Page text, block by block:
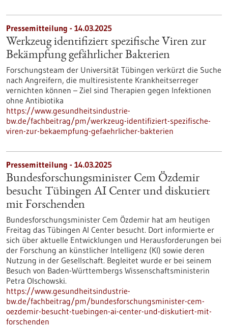
Pressemitteilung - 14.03.2025
Werkzeug identifiziert spezifische Viren zur
Bekämpfung gefährlicher Bakterien
Forschungsteam der Universität Tübingen verkürzt die Suche
nach Angreifern, die multiresistente Krankheitserreger
vernichten können – Ziel sind Therapien gegen Infektionen
ohne Antibiotika
https://www.gesundheitsindustrie-
bw.de/fachbeitrag/pm/werkzeug-identifiziert-spezifische-
viren-zur-bekaempfung-gefaehrlicher-bakterien
Pressemitteilung - 14.03.2025
Bundesforschungsminister Cem Özdemir
besucht Tübingen AI Center und diskutiert
mit Forschenden
Bundesforschungsminister Cem Özdemir hat am heutigen
Freitag das Tübingen AI Center besucht. Dort informierte er
sich über aktuelle Entwicklungen und Herausforderungen bei
der Forschung an künstlicher Intelligenz (KI) sowie deren
Nutzung in der Gesellschaft. Begleitet wurde er bei seinem
Besuch von Baden-Württembergs Wissenschaftsministerin
Petra Olschowski.
https://www.gesundheitsindustrie-
bw.de/fachbeitrag/pm/bundesforschungsminister-cem-
oezdemir-besucht-tuebingen-ai-center-und-diskutiert-mit-
forschenden